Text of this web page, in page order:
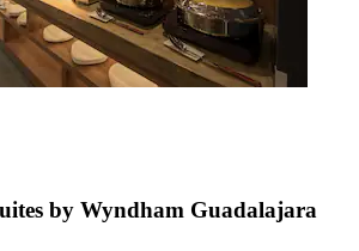
by Wyndham Guadalajara